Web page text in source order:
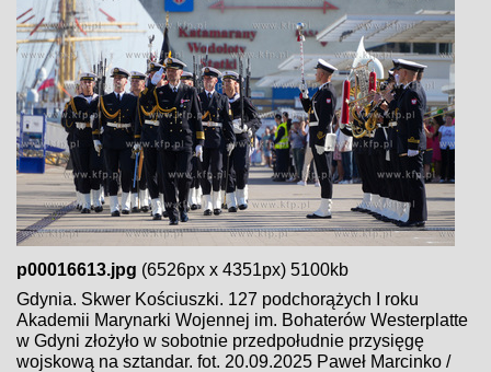
p00016613.jpg (6526px x 4351px) 5100kb
Gdynia. Skwer Kościuszki. 127 podchorążych I roku
Akademii Marynarki Wojennej im. Bohaterów Westerplatte
w Gdyni złożyło w sobotnie przedpołudnie przysięgę
wojskową na sztandar. fot. 20.09.2025 Paweł Marcinko /